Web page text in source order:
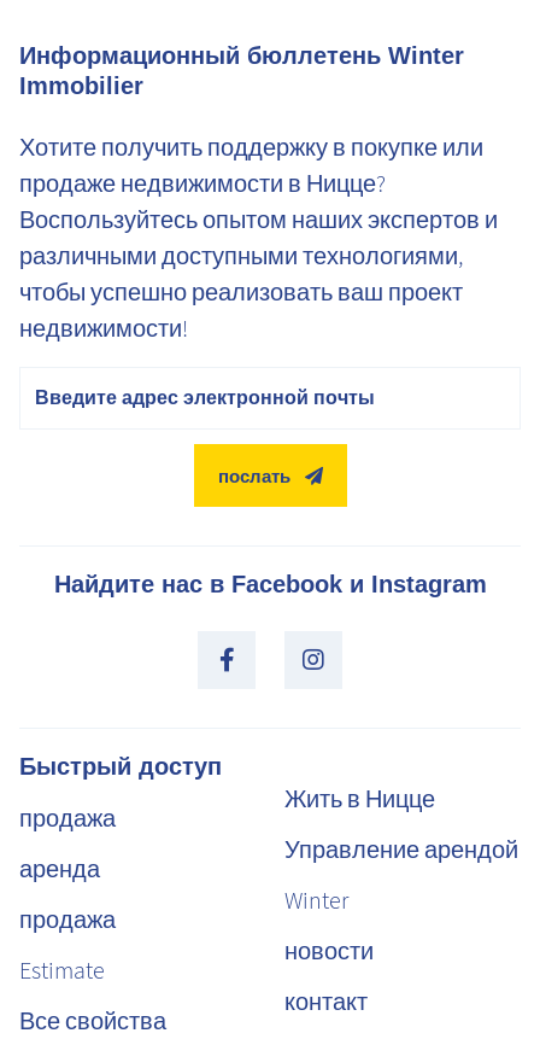
Информационный бюллетень Winter
Immobilier
Хотите получить поддержку в покупке или
продаже недвижимости в Ницце?
Воспользуйтесь опытом наших экспертов и
различными доступными технологиями,
чтобы успешно реализовать ваш проект
недвижимости!
послать
Найдите нас в Facebook и Instagram
Быстрый доступ
продажа
аренда
продажа
Estimate
Все свойства
Жить в Ницце
Управление арендой
Winter
новости
контакт